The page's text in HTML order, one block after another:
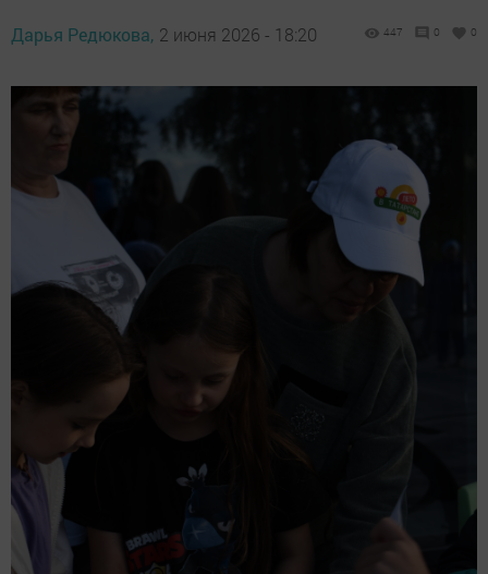
Дарья Редюкова, 2 июня 2026 - 18:20 447 0 0